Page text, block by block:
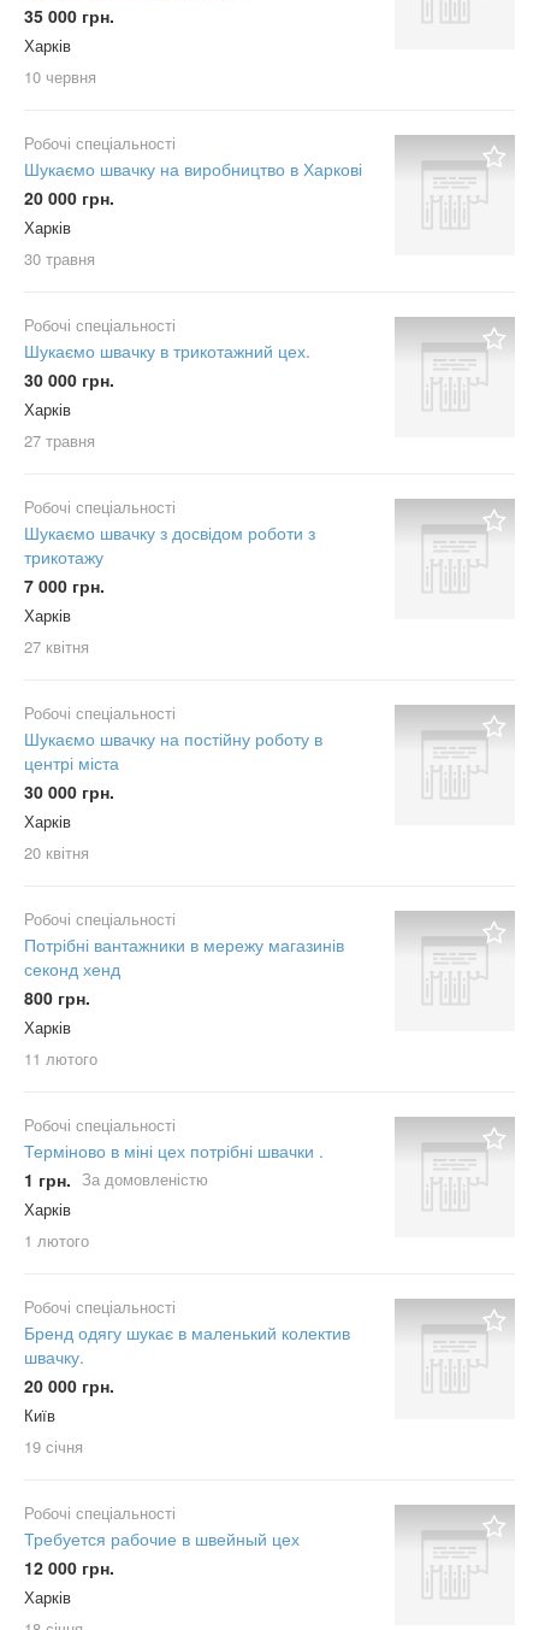
35 000 грн.
Харків
10 червня
Робочі спеціальності
Шукаємо швачку на виробництво в Харкові
20 000 грн.
Харків
30 травня
Робочі спеціальності
Шукаємо швачку в трикотажний цех.
30 000 грн.
Харків
27 травня
Робочі спеціальності
Шукаємо швачку з досвідом роботи з
трикотажу
7 000 грн.
Харків
27 квітня
Робочі спеціальності
Шукаємо швачку на постійну роботу в
центрі міста
30 000 грн.
Харків
20 квітня
Робочі спеціальності
Потрібні вантажники в мережу магазинів
секонд хенд
800 грн.
Харків
11 лютого
Робочі спеціальності
Терміново в міні цех потрібні швачки .
1 грн. За домовленістю
Харків
1 лютого
Робочі спеціальності
Бренд одягу шукає в маленький колектив
швачку.
20 000 грн.
Київ
19 січня
Робочі спеціальності
Требуется рабочие в швейный цех
12 000 грн.
Харків